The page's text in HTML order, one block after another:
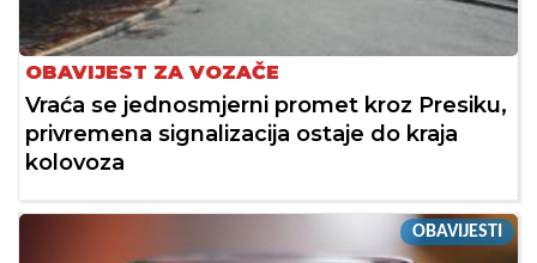
OBAVIJEST ZA VOZAČE
Vraća se jednosmjerni promet kroz Presiku,
privremena signalizacija ostaje do kraja
kolovoza
OBAVIJESTI